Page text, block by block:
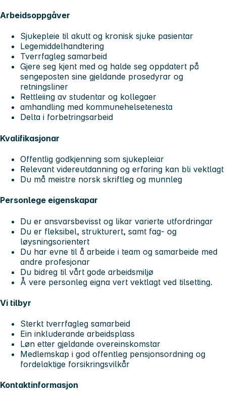
Arbeidsoppgåver
Sjukepleie til akutt og kronisk sjuke pasientar
Legemiddelhandtering
Tverrfagleg samarbeid
Gjere seg kjent med og halde seg oppdatert på
sengeposten sine gjeldande prosedyrar og
retningsliner
Rettleiing av studentar og kollegaer
amhandling med kommunehelsetenesta
Delta i forbetringsarbeid
Kvalifikasjonar
Offentlig godkjenning som sjukepleiar
Relevant videreutdanning og erfaring kan bli vektlagt
Du må meistre norsk skriftleg og munnleg
Personlege eigenskapar
Du er ansvarsbevisst og likar varierte utfordringar
Du er fleksibel, strukturert, samt fag- og
løysningsorientert
Du har evne til å arbeide i team og samarbeide med
andre profesjonar
Du bidreg til vårt gode arbeidsmiljø
Å vere personleg eigna vert vektlagt ved tilsetting.
Vi tilbyr
Sterkt tverrfagleg samarbeid
Ein inkluderande arbeidsplass
Løn etter gjeldande overeinskomstar
Medlemskap i god offentleg pensjonsordning og
fordelaktige forsikringsvilkår
Kontaktinformasjon